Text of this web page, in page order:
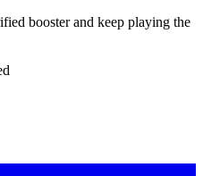
booster and keep playing the